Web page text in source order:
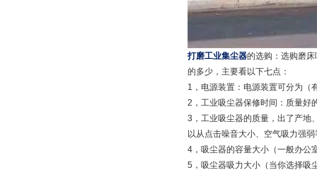
打磨工业集尘器的选购：选购磨
的多少，主要看以下七点：
1，电源装置：电源装置可分为（
2，工业吸尘器保修时间：质量好
3，工业吸尘器的质量，出了产地
以从点击噪音大小、空气吸力强
4，吸尘器的容量大小（一般办公
5，吸尘器吸力大小（当你选择吸